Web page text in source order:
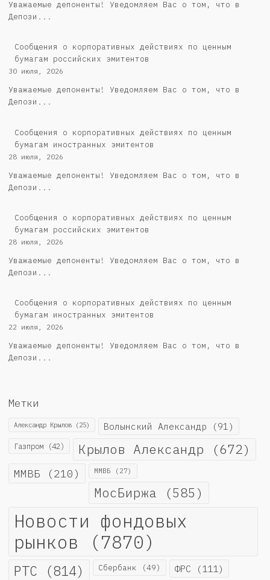
Уважаемые депоненты! Уведомляем Вас о том, что в
Депози...
Cообщения о корпоративных действиях по ценным
бумагам российских эмитентов
30 июля, 2026
Уважаемые депоненты! Уведомляем Вас о том, что в
Депози...
Сообщения о корпоративных действиях по ценным
бумагам иностранных эмитентов
28 июля, 2026
Уважаемые депоненты! Уведомляем Вас о том, что в
Депози...
Cообщения о корпоративных действиях по ценным
бумагам российских эмитентов
28 июля, 2026
Уважаемые депоненты! Уведомляем Вас о том, что в
Депози...
Сообщения о корпоративных действиях по ценным
бумагам иностранных эмитентов
22 июля, 2026
Уважаемые депоненты! Уведомляем Вас о том, что в
Депози...
Метки
Александр Крылов (25) Волынский Александр (91)
Газпром (42) Крылов Александр (672)
ММВБ (210) ММВБ (27)
МосБиржа (585)
Новости фондовых
рынков (7870)
РТС (814) Сбербанк (49) ФРС (111)